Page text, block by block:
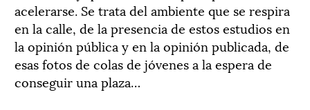
acelerarse. Se trata del ambiente que se respira
en la calle, de la presencia de estos estudios en
la opinión pública y en la opinión publicada, de
esas fotos de colas de jóvenes a la espera de
conseguir una plaza…